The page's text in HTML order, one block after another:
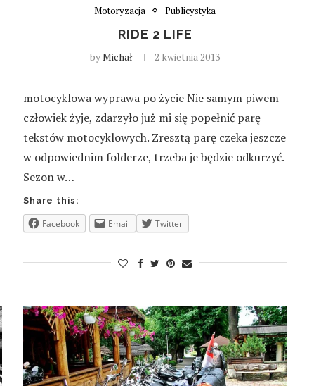
Motoryzacja Publicystyka
RIDE 2 LIFE
byMichał 2 kwietnia 2013
motocyklowa wyprawa po życie Nie samym piwem
człowiek żyje, zdarzyło już mi się popełnić parę
tekstów motocyklowych. Zresztą parę czeka jeszcze
w odpowiednim folderze, trzeba je będzie odkurzyć.
Sezon w…
Share this:
Facebook Email Twitter